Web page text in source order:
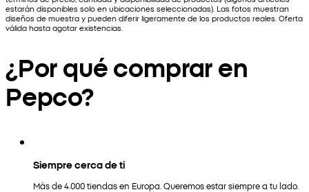
estarán disponibles solo en ubicaciones seleccionadas). Las fotos muestran
diseños de muestra y pueden diferir ligeramente de los productos reales. Oferta
válida hasta agotar existencias.
¿Por qué comprar en
Pepco?
Siempre cerca de ti
Más de 4.000 tiendas en Europa. Queremos estar siempre a tu lado.